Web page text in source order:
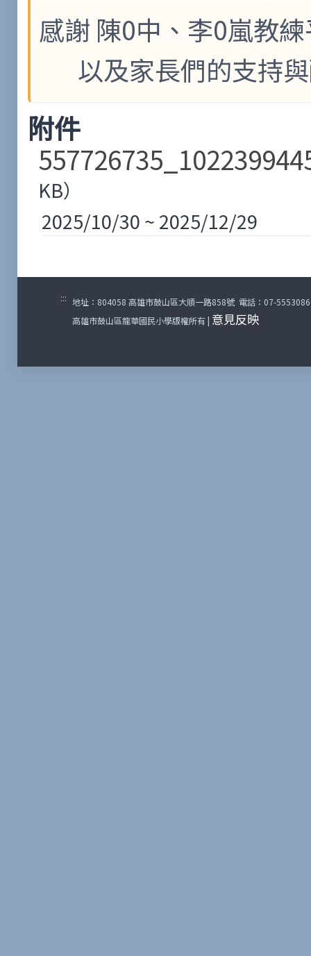
感謝 陳0中、李0嵐教
以及家長們的支持
附件
KB）
2025/10/30 ~ 2025/12/29
::: 地址：804058 高雄市鼓山區大順一路858號 電話：07-
高雄市鼓山區龍華國民小學版權所有 | 意見反映